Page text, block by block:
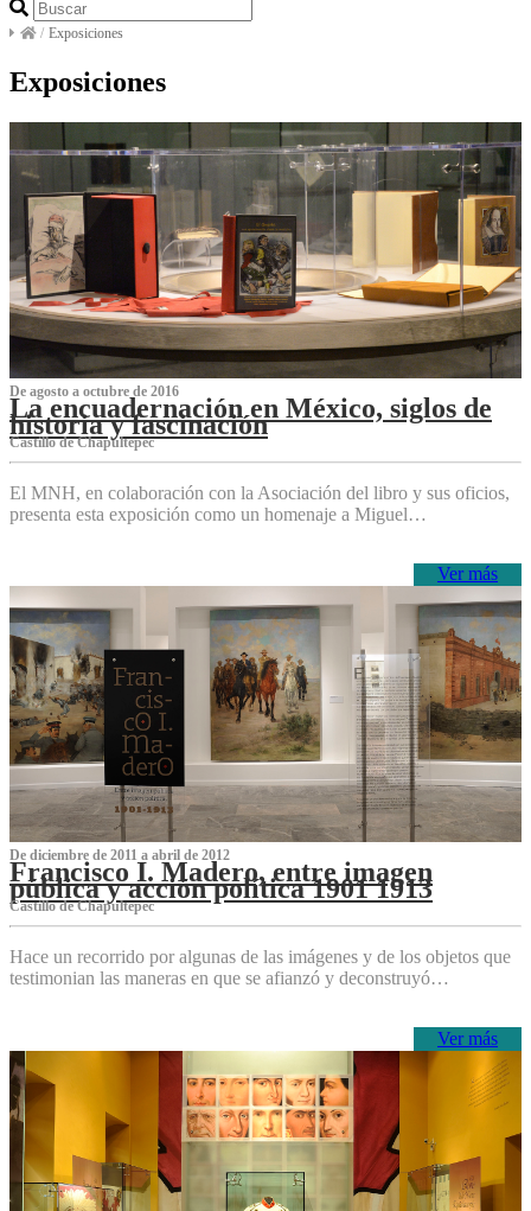
/ Exposiciones
Exposiciones
De agosto a octubre de 2016
La encuadernación en México, siglos de
historia y fascinación
Castillo de Chapultepec
El MNH, en colaboración con la Asociación del libro y sus oficios,
presenta esta exposición como un homenaje a Miguel…
Ver más
De diciembre de 2011 a abril de 2012
Francisco I. Madero, entre imagen
pública y acción política 1901 1913
Castillo de Chapultepec
Hace un recorrido por algunas de las imágenes y de los objetos que
testimonian las maneras en que se afianzó y deconstruyó…
Ver más